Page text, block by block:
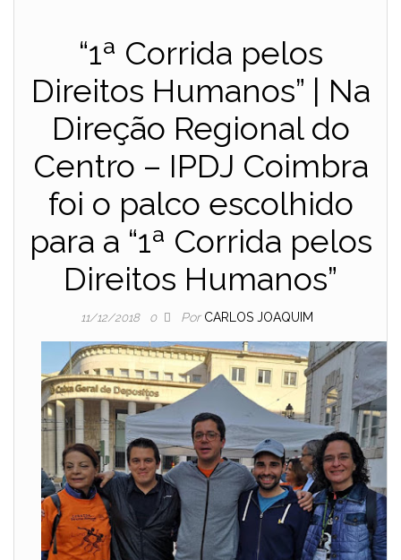
“1ª Corrida pelos
Direitos Humanos” | Na
Direção Regional do
Centro – IPDJ Coimbra
foi o palco escolhido
para a “1ª Corrida pelos
Direitos Humanos”
11/12/2018 0 Por CARLOS JOAQUIM